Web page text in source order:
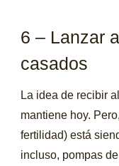
6 – Lanzar
casados
La idea de recibir
mantiene hoy.
fertilidad) está
incluso, pompas